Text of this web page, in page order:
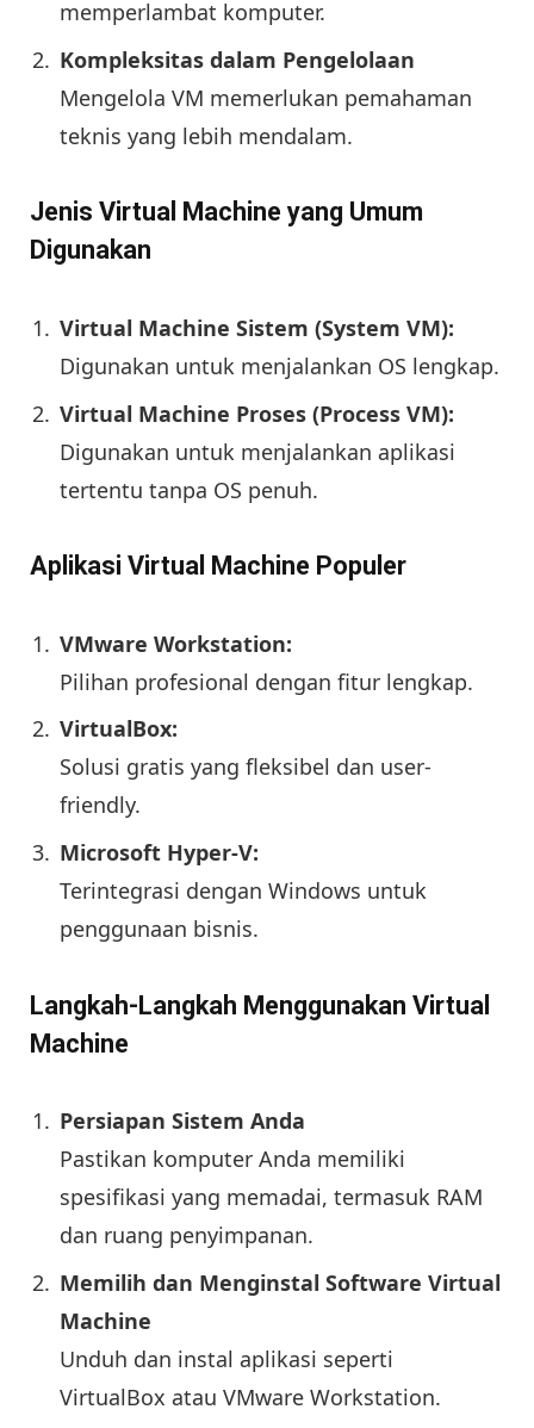
memperlambat komputer.
Kompleksitas dalam Pengelolaan
Mengelola VM memerlukan pemahaman
teknis yang lebih mendalam.
Jenis Virtual Machine yang Umum
Digunakan
Virtual Machine Sistem (System VM):
Digunakan untuk menjalankan OS lengkap.
Virtual Machine Proses (Process VM):
Digunakan untuk menjalankan aplikasi
tertentu tanpa OS penuh.
Aplikasi Virtual Machine Populer
VMware Workstation:
Pilihan profesional dengan fitur lengkap.
VirtualBox:
Solusi gratis yang fleksibel dan user-
friendly.
Microsoft Hyper-V:
Terintegrasi dengan Windows untuk
penggunaan bisnis.
Langkah-Langkah Menggunakan Virtual
Machine
Persiapan Sistem Anda
Pastikan komputer Anda memiliki
spesifikasi yang memadai, termasuk RAM
dan ruang penyimpanan.
Memilih dan Menginstal Software Virtual
Machine
Unduh dan instal aplikasi seperti
VirtualBox atau VMware Workstation.